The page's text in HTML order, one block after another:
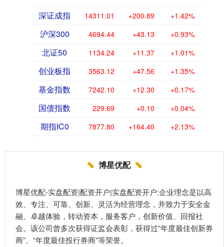
深证成指 14311.01 +200.89 +1.42%
沪深300 4694.44 +43.13 +0.93%
北证50 1134.24 +11.37 +1.01%
创业板指 3563.12 +47.56 +1.35%
基金指数 7242.10 +12.30 +0.17%
国债指数 229.69 +0.10 +0.04%
期指IC0 7877.80 +164.40 +2.13%
博星优配
博星优配-实盘配资|配资开户|实盘配资开户:企业理念是以高
效、专注、可靠、创新、灵活为经营理念，并致力于安全金
融、卓越体验，转动资本，服务客户，创新价值、回报社
会。该公司曾多次获得证监会表彰，获得过“年度最佳创新券
商”、“年度最佳投行券商”等荣誉。